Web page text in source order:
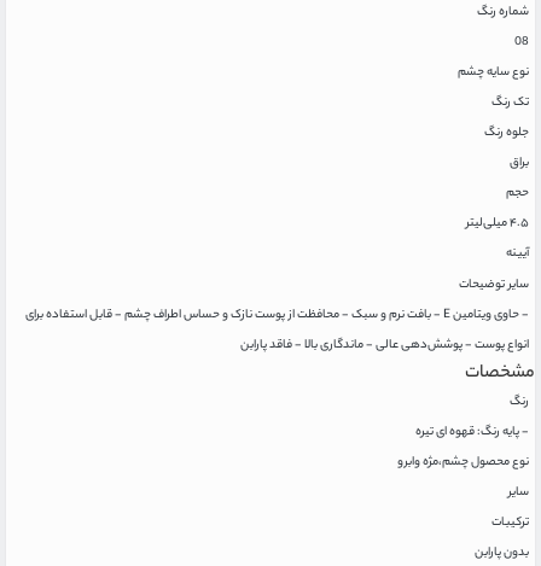
شماره رنگ
08
نوع سایه چشم
تک رنگ
جلوه رنگ
براق
حجم
۴.۵ میلی‌لیتر
آیینه
سایر توضیحات
- حاوی ویتامین E - بافت نرم و سبک - محافظت از پوست نازک و حساس اطراف چشم - قابل استفاده برای
انواع پوست - پوشش‌دهی عالی - ماندگاری بالا - فاقد پارابن
مشخصات
رنگ
- پایه رنگ: قهوه ای تیره
نوع محصول چشم،مژه وابرو
سایر
ترکیبات
بدون پارابن